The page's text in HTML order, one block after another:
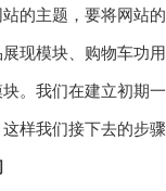
的主题，要将网站
现模块、购物车功
。我们在建立初期
样我们接下去的步骤